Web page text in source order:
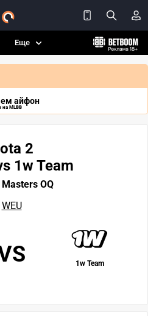
Еще
айфон
на MLBB
2
1w Team
OQ
WEU
1w Team